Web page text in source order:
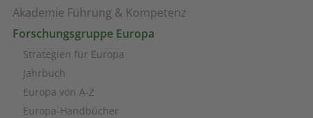
Akademie Führung & Kompetenz
Forschungsgruppe Europa
Strategien für Europa
Jahrbuch
Europa von A-Z
Europa-Handbücher